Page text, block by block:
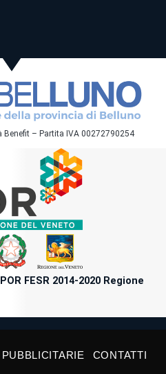
Benefit – Partita IVA 00272790254
FESR 2014-2020 Regione
CONTATTI